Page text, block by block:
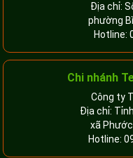
Địa chỉ:
phường
Hotline:
Chi nhánh
Công ty
Địa chỉ:
xã
Hotline: